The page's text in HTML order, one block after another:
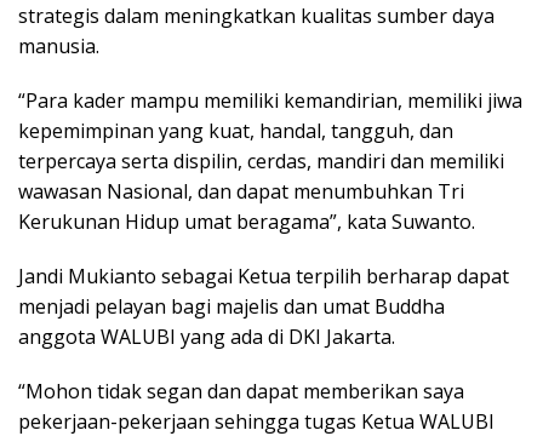
strategis dalam meningkatkan kualitas sumber daya
manusia.
“Para kader mampu memiliki kemandirian, memiliki jiwa
kepemimpinan yang kuat, handal, tangguh, dan
terpercaya serta dispilin, cerdas, mandiri dan memiliki
wawasan Nasional, dan dapat menumbuhkan Tri
Kerukunan Hidup umat beragama”, kata Suwanto.
Jandi Mukianto sebagai Ketua terpilih berharap dapat
menjadi pelayan bagi majelis dan umat Buddha
anggota WALUBI yang ada di DKI Jakarta.
“Mohon tidak segan dan dapat memberikan saya
pekerjaan-pekerjaan sehingga tugas Ketua WALUBI